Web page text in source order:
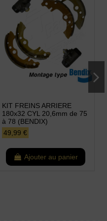
KIT FREINS ARRIERE
180x32 CYL 20,6mm de 75
à 78 (BENDIX)
49,99 €
Ajouter au panier